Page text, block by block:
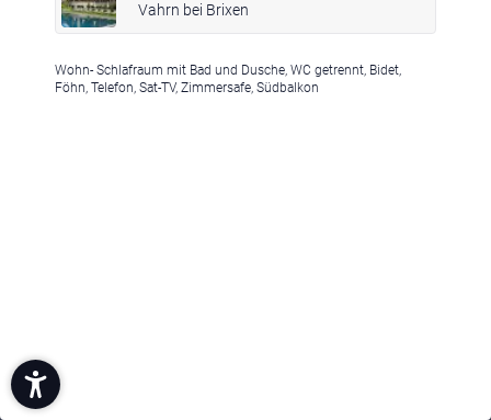
Vahrn bei Brixen
Wohn- Schlafraum mit Bad und Dusche, WC getrennt, Bidet,
Föhn, Telefon, Sat-TV, Zimmersafe, Südbalkon